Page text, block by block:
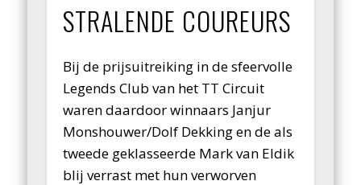
STRALENDE COUREURS
Bij de prijsuitreiking in de sfeervolle
Legends Club van het TT Circuit
waren daardoor winnaars Janjur
Monshouwer/Dolf Dekking en de als
tweede geklasseerde Mark van Eldik
blij verrast met hun verworven